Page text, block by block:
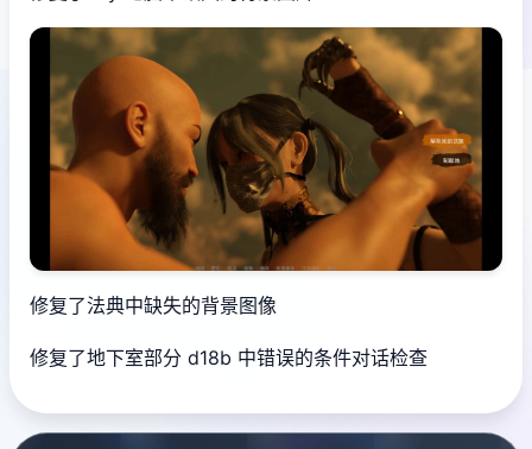
修复了法典中缺失的背景图像
修复了地下室部分 d18b 中错误的条件对话检查